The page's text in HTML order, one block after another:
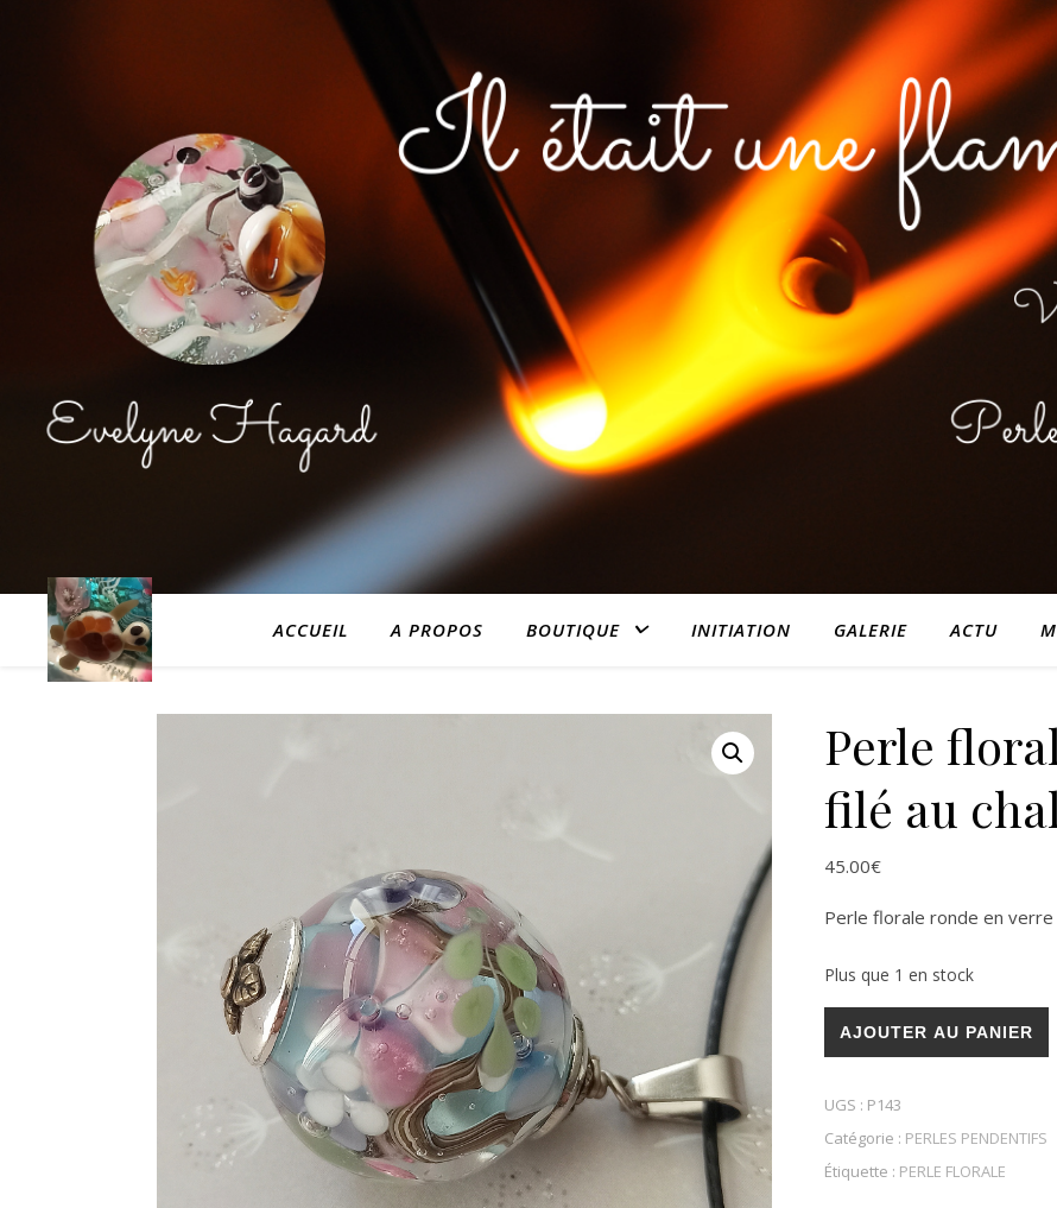
ACCUEIL A PROPOS BOUTIQUE INITIATION GALERIE ACTU
Perle
filé au
45.00€
Perle florale ronde en
Plus que 1 en stock
quantité de Perle florale
AJOUTER AU PANIER
UGS : P143
Catégorie : PERLES PENDENTIFS
Étiquette : PERLE FLORALE